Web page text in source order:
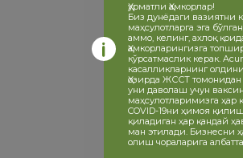
Ҳурматли Ҳамкорлар!
Биз дунёдаги вазиятни
маҳсулотларга эга
аммо, келинг, ахлоқ
Ҳамкорларингизга
кўрсатмаслик керак.
касалликларнинг
Ҳозирда ЖССТ томонидан
уни даволаш учун
маҳсулотларимизга
COVID-19ни ҳимоя
қиладиган ҳар қандай
ман этилади. Бизнесни
олиш чораларига